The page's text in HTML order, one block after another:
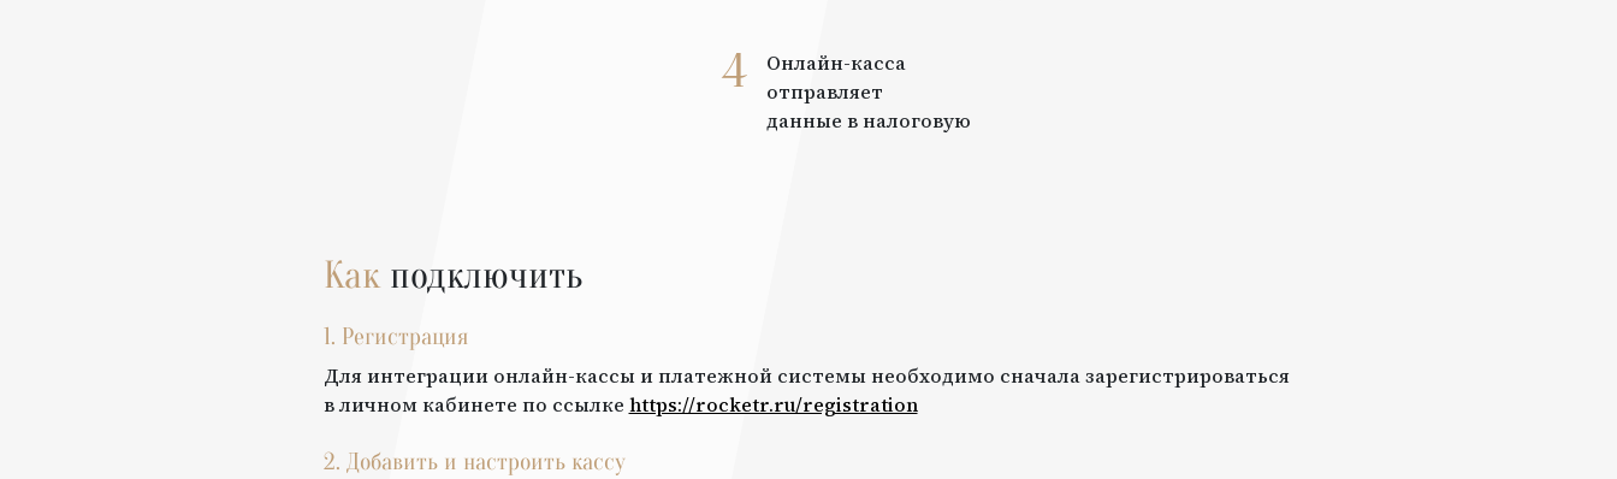
4
Онлайн-касса
отправляет
данные в налоговую
Какподключить
1. Регистрация
Для интеграции онлайн-кассы и платежной системы необходимо сначала зарегистрироваться
в личном кабинете по ссылке https://rocketr.ru/registration
2. Добавить и настроить кассу